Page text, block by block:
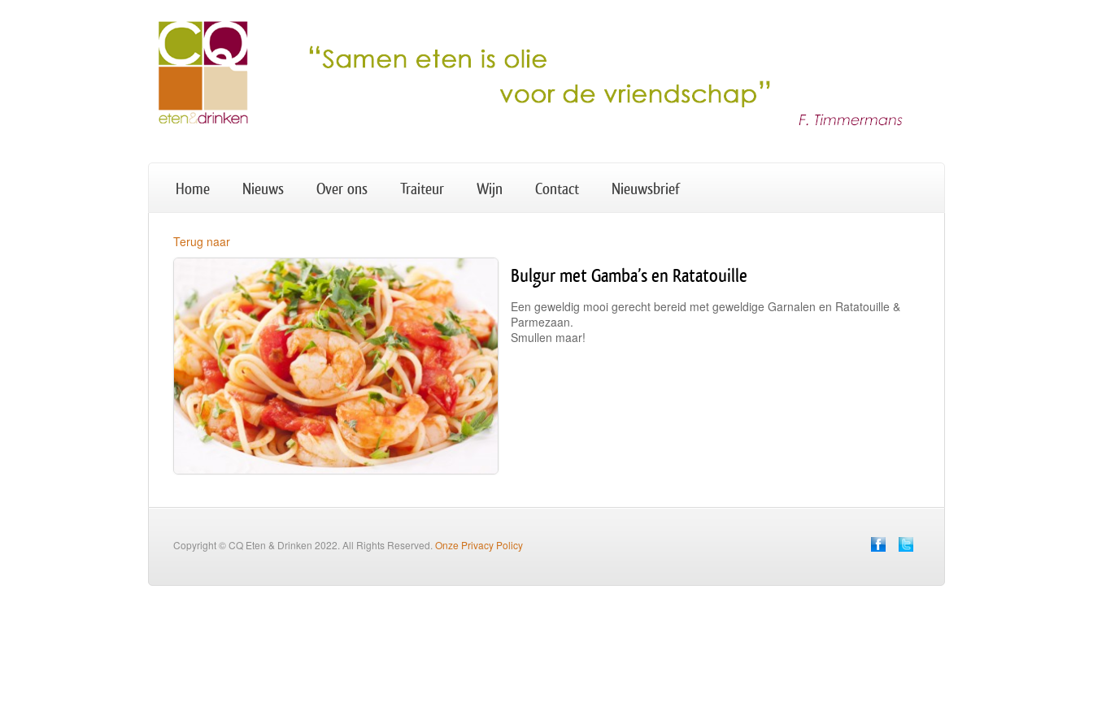
Home Nieuws Over ons Traiteur Wijn Contact Nieuwsbrief
Terug naar
Bulgur met Gamba’s en Ratatouille
Een geweldig mooi gerecht bereid met geweldige Garnalen en Ratatouille &
Parmezaan.
Smullen maar!
Copyright © CQ Eten & Drinken 2022. All Rights Reserved. Onze Privacy Policy